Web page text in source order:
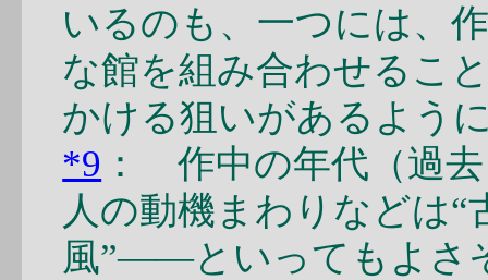
いるのも、一つには、
な館を組み合わせるこ
かける狙いがあるよう
*9 ： 作中の年代（過
人の動機まわりなどは
風”――といってもよさ